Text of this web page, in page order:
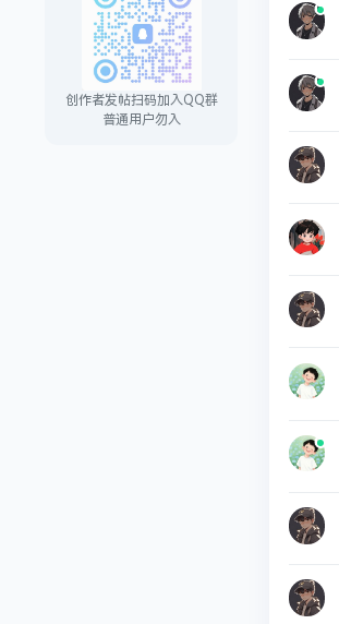
创作者发帖扫码加入QQ群
普通用户勿入